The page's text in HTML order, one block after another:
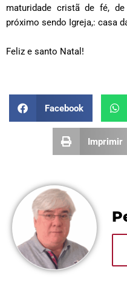
maturidade cristã de fé,
próximo sendo Igreja,: casa
Feliz e santo Natal!
Facebook
Imprimir